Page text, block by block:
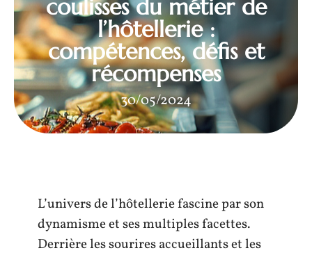
coulisses du métier de
l’hôtellerie :
compétences, défis et
récompenses
30/05/2024
L’univers de l’hôtellerie fascine par son
dynamisme et ses multiples facettes.
Derrière les sourires accueillants et les